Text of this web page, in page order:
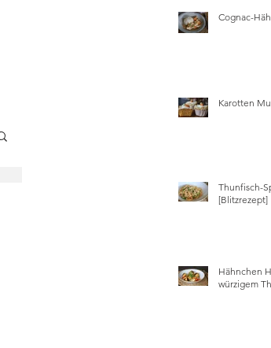
Cognac-
Karotten
Thunfisch-
[Blitzrezept]
Hähnchen
würzigem